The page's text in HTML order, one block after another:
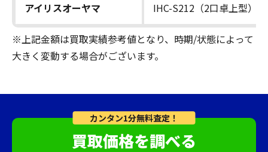
アイリスオーヤマ IHC-S212（2口卓上型）
※上記金額は買取実績参考値となり、時期/状態によって
大きく変動する場合がございます。
カンタン1分無料査定！
買取価格を調べる